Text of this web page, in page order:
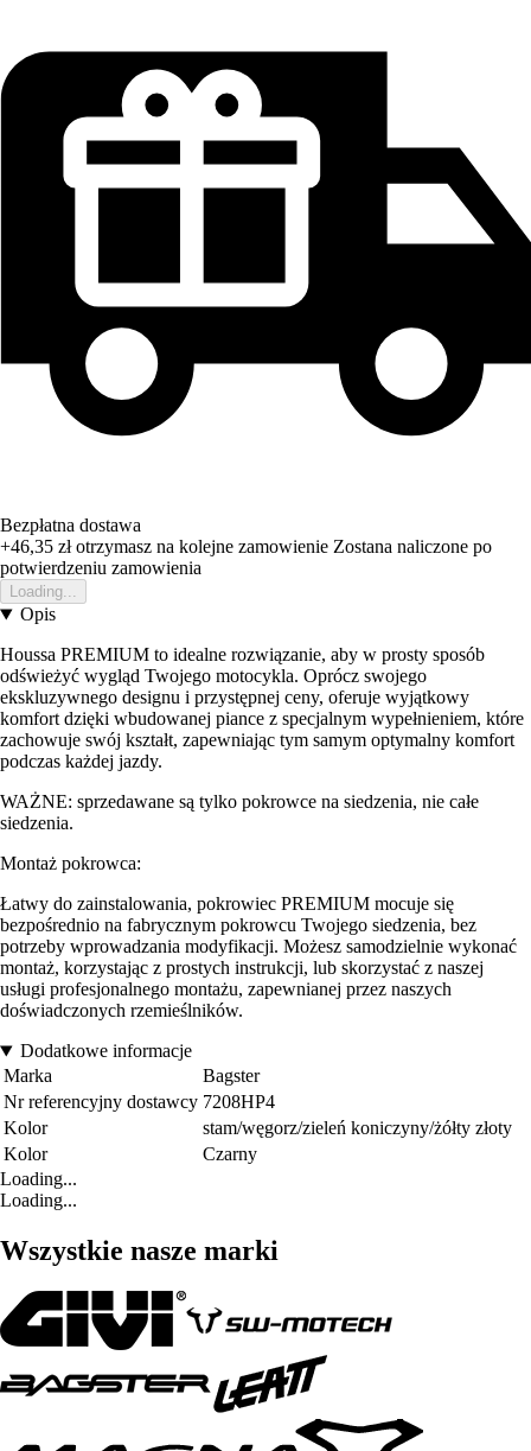
Bezpłatna dostawa
+46,35 złotrzymasz na kolejne zamowienie Zostana naliczone po
potwierdzeniu zamowienia
Loading...
Opis
Houssa PREMIUM to idealne rozwiązanie, aby w prosty sposób
odświeżyć wygląd Twojego motocykla. Oprócz swojego
ekskluzywnego designu i przystępnej ceny, oferuje wyjątkowy
komfort dzięki wbudowanej piance z specjalnym wypełnieniem, które
zachowuje swój kształt, zapewniając tym samym optymalny komfort
podczas każdej jazdy.
WAŻNE: sprzedawane są tylko pokrowce na siedzenia, nie całe
siedzenia.
Montaż pokrowca:
Łatwy do zainstalowania, pokrowiec PREMIUM mocuje się
bezpośrednio na fabrycznym pokrowcu Twojego siedzenia, bez
potrzeby wprowadzania modyfikacji. Możesz samodzielnie wykonać
montaż, korzystając z prostych instrukcji, lub skorzystać z naszej
usługi profesjonalnego montażu, zapewnianej przez naszych
doświadczonych rzemieślników.
Dodatkowe informacje
Marka
Bagster
Nr referencyjny dostawcy 7208HP4
Kolor
stam/węgorz/zieleń koniczyny/żółty złoty
Kolor
Czarny
Loading...
Loading...
Wszystkie nasze marki